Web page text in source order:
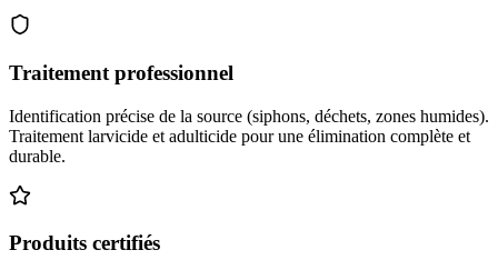
Traitement professionnel
Identification précise de la source (siphons, déchets, zones humides).
Traitement larvicide et adulticide pour une élimination complète et
durable.
Produits certifiés